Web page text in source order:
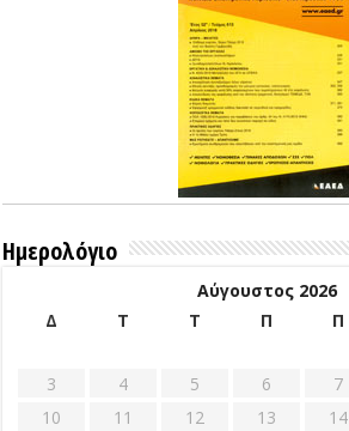
Ημερολόγιο
Αύγουστος 2026
Δ
Τ Τ Π Π
3
4 5 6 7
10
11 12 13 14